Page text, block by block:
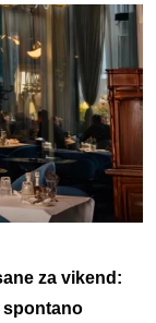
za vikend:
spontano